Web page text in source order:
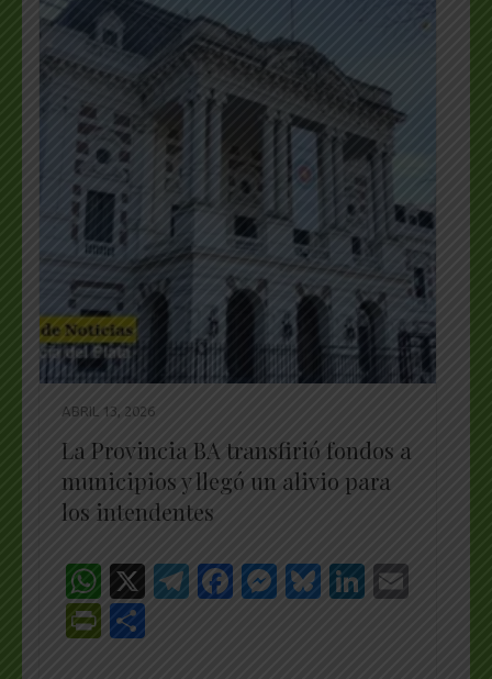
ABRIL 13, 2026
La Provincia BA transfirió fondos a
municipios y llegó un alivio para
los intendentes
WhatsApp
X Telegram
Facebook
Messenger
Bluesky
PrintFriendly